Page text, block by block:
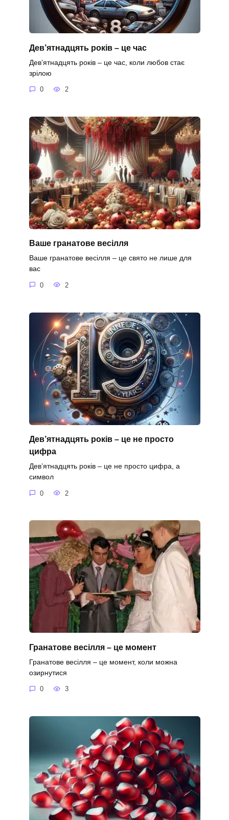
Дев’ятнадцять років – це час
Дев’ятнадцять років – це час, коли любов стає
зрілою
0 2
Ваше гранатове весілля
Ваше гранатове весілля – це свято не лише для
вас
0 2
Дев’ятнадцять років – це не просто
цифра
Дев’ятнадцять років – це не просто цифра, а
символ
0 2
Гранатове весілля – це момент
Гранатове весілля – це момент, коли можна
озирнутися
0 3